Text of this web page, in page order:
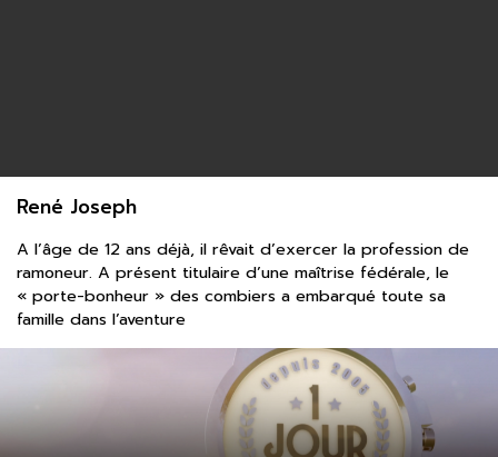
René Joseph
A l’âge de 12 ans déjà, il rêvait d’exercer la profession de
ramoneur. A présent titulaire d’une maîtrise fédérale, le
« porte-bonheur » des combiers a embarqué toute sa
famille dans l’aventure